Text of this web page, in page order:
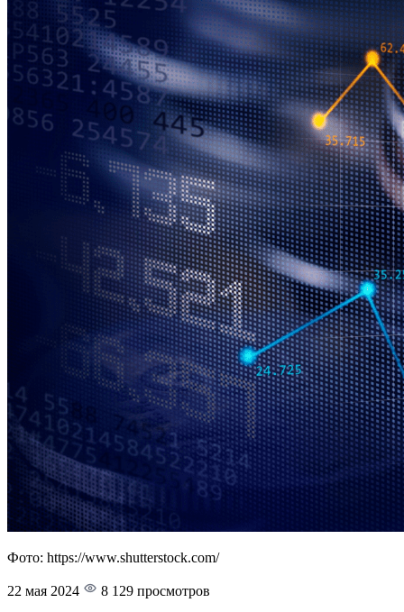
Фото: https://www.shutterstock.com/
22 мая 2024
8 129 просмотров